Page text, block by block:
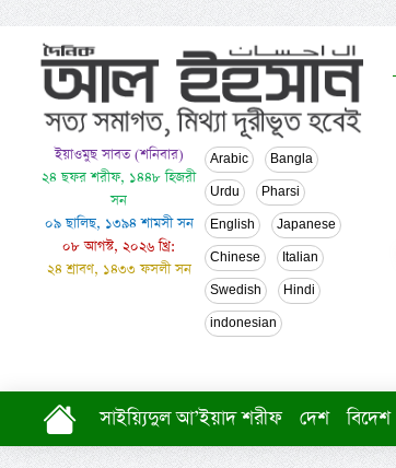
ইয়াওমুছ সাবত (শনিবার)
২৪ ছফর শরীফ, ১৪৪৮ হিজরী
সন
০৯ ছালিছ, ১৩৯৪ শামসী সন
০৮ আগস্ট, ২০২৬ খ্রি:
২৪ শ্রাবণ, ১৪৩৩ ফসলী সন
Arabic Bangla
Urdu Pharsi
English Japanese
Chinese Italian
Swedish Hindi
indonesian
সাইয়্যিদুল আ’ইয়াদ শরীফ দেশ বিদেশ